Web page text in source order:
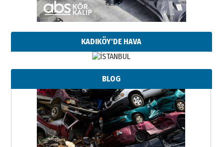
KADIKÖY'DE HAVA
BLOG